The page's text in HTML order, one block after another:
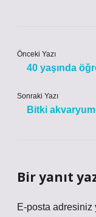
Önceki Yazı
40 yaşında
Sonraki Yazı
Bitki
Bir yanıt
E-posta adresiniz